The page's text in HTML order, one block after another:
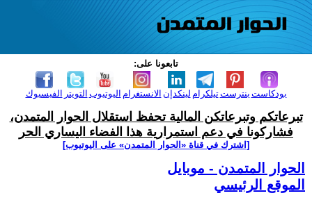
تابعونا على:
الفيسبوك التويتر اليوتيوب الانستغرام لينكدإن تيلكرامبنترست بودكاست
تبرعاتكم وتبرعاتكن المالية تحفظ استقلال الحوار المتمدن،
فشاركونا في دعم استمرارية هذا الفضاء اليساري الحر
[اشترك في قناة ‫«الحوار المتمدن» على اليوتيوب]
الحوار المتمدن - موبايل
الموقع الرئيسي